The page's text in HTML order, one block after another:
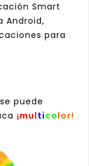
Smart
Android,
para
puede
¡multicolor!